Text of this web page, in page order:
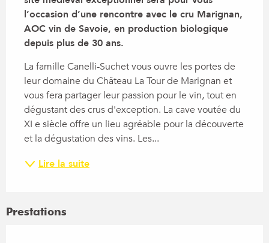
l’occasion d’une rencontre avec le cru Marignan,
AOC vin de Savoie, en production biologique
depuis plus de 30 ans.
La famille Canelli-Suchet vous ouvre les portes de
leur domaine du Château La Tour de Marignan et
vous fera partager leur passion pour le vin, tout en
dégustant des crus d'exception. La cave voutée du
XI e siècle offre un lieu agréable pour la découverte
et la dégustation des vins. Les...
Lire la suite
Prestations